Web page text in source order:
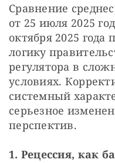
Сравнение
от 25 июля 2025
октября 2025 года
логику
регулятора в
условиях.
системный
серьезное
перспектив.
1. Рецессия, как